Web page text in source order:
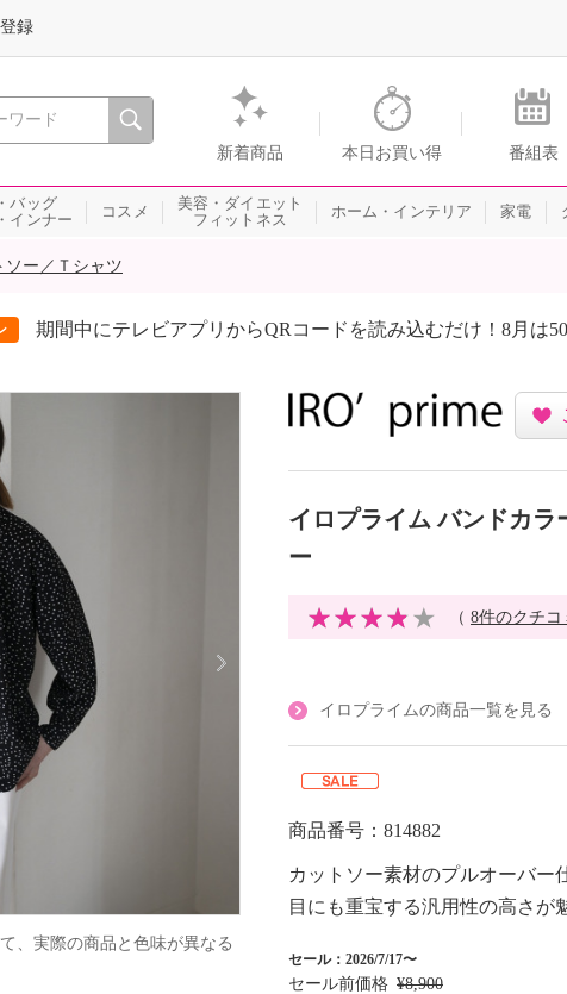
、瞬間を。通販・テレビショッピングのショップチャンネル
新着商品 本日お買い得 番組表
録
バッグ
インナー
コスメ
美容・ダイエット
フィットネス
ホーム・インテリア 家電
ソー／Ｔシャツ
期間中にテレビアプリからQRコードを読み込むだけ！8月は
、実際の商品と色味が異なる
イロプライム バンドカ
ー
（ 8件のクチコ
イロプライムの商品一覧を見る
商品番号：814882
カットソー素材のプルオーバー
目にも重宝する汎用性の高さが
セール：2026/7/17〜
セール前価格 ¥8,900